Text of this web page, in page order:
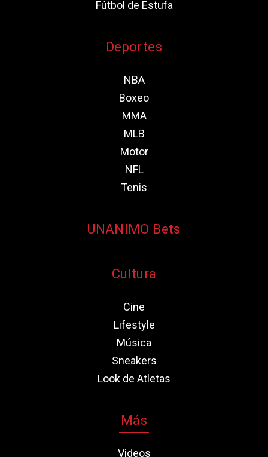
Fútbol de Estufa
Deportes
NBA
Boxeo
MMA
MLB
Motor
NFL
Tenis
UNANIMO Bets
Cultura
Cine
Lifestyle
Música
Sneakers
Look de Atletas
Más
Videos